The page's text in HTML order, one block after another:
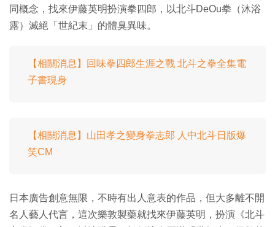
同概念，找來伊藤英明扮演拳四郎，以北斗DeOu拳（沐浴
露）滅絕「世紀末」的體臭異味。
【相關消息】回味拳四郎生涯之戰 北斗之拳全集電
子書現身
【相關消息】山田孝之變身拳志郎 人中北斗日版爆
笑CM
日本廣告創意無限，不時有出人意表的作品，但大多離不開
名人藝人代言，這次樂敦製藥就找來伊藤英明，扮演《北斗